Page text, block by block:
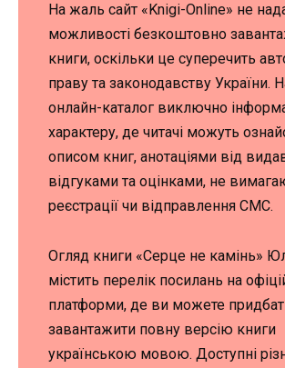
На жаль сайт «Knigi-Online» не
можливості безкоштовно
книги, оскільки це суперечить
праву та законодавству України.
онлайн-каталог виключно
характеру, де читачі можуть
описом книг, анотаціями від
відгуками та оцінками, не
реєстрації чи відправлення СМС.
Огляд книги «Серце не камінь»
містить перелік посилань на
платформи, де ви можете
завантажити повну версію книги
українською мовою. Доступні